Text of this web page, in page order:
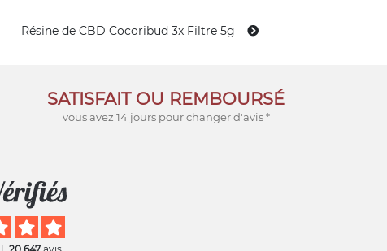
Résine de CBD Cocoribud 3x Filtre 5g
SATISFAIT OU REMBOURSÉ
vous avez 14 jours pour changer d'avis *